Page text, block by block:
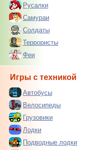
Русалки
Самураи
Солдаты
Террористы
Феи
Игры с техникой
Автобусы
Велосипеды
Грузовики
Лодки
Подводные лодки